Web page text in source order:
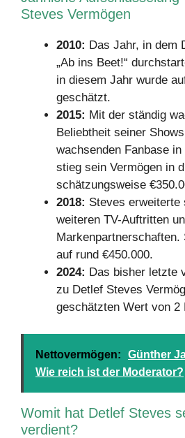
Steves Vermögen
2010: Das Jahr, in dem
„Ab ins Beet!“
in diesem Jahr wurde
geschätzt.
2015: Mit der ständig
Beliebtheit seiner
wachsenden Fanbase
stieg sein Vermögen in
schätzungsweise
2018: Steves
weiteren TV-Auftritten
Markenpartnerschaften.
auf rund €450.000.
2024: Das bisher letzte
zu Detlef Steves
geschätzten Wert von 2
Nettovermögen:
Günther
Wie reich ist der Moderator?
Womit hat Detlef Steves
verdient?